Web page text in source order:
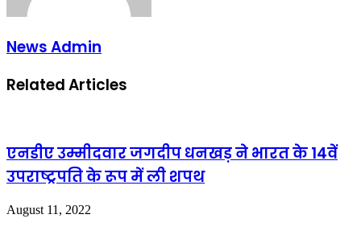
News Admin
Related Articles
एनडीए उम्मीदवार जगदीप धनखड़ ने भारत के 14वें
उपराष्ट्रपति के रूप में ली शपथ
August 11, 2022